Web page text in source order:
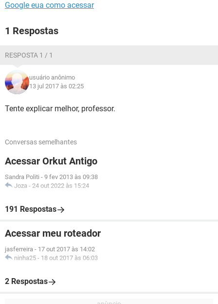
Google eua como acessar
1 Respostas
RESPOSTA 1 / 1
usuário anônimo
13 jul 2017 às 02:25
Tente explicar melhor, professor.
Conversas semelhantes
Acessar Orkut Antigo
Sandra Politi - 9 fev 2013 às 09:38
Joza - 24 out 2022 às 15:24
191 Respostas
Acessar meu roteador
jasferreira - 17 out 2017 às 14:02
ninha25 - 18 out 2017 às 06:03
2 Respostas